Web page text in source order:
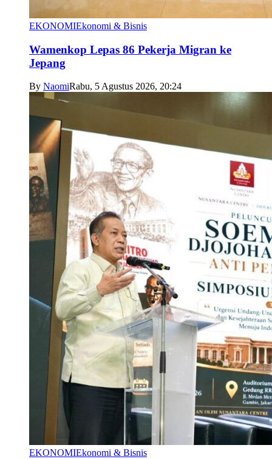
EKONOMIEkonomi & Bisnis
Wamenkop Lepas 86 Pekerja Migran ke
Jepang
By NaomiRabu, 5 Agustus 2026, 20:24
EKONOMIEkonomi & Bisnis